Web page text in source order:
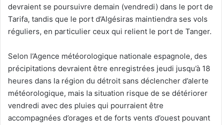
devraient se poursuivre demain (vendredi) dans le port de
Tarifa, tandis que le port d’Algésiras maintiendra ses vols
réguliers, en particulier ceux qui relient le port de Tanger.
Selon l’Agence météorologique nationale espagnole, des
précipitations devraient être enregistrées jeudi jusqu’à 18
heures dans la région du détroit sans déclencher d’alerte
météorologique, mais la situation risque de se détériorer
vendredi avec des pluies qui pourraient être
accompagnées d’orages et de forts vents d’ouest pouvant